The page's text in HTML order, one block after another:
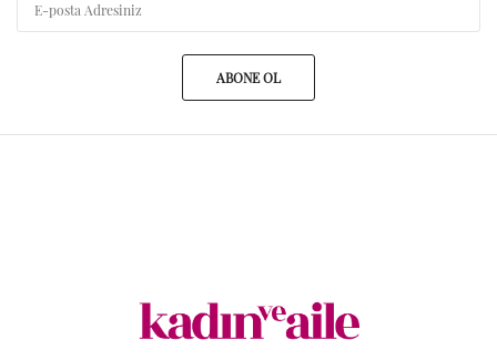
ABONE OL